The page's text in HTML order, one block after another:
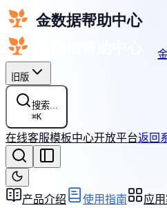
旧版
搜索...
⌘K
在线客服模板中心开放平台返回
产品介绍 使用指南 应